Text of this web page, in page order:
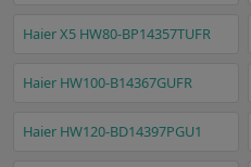
Haier X5 HW80-BP14357TUFR
Haier HW100-B14367GUFR
Haier HW120-BD14397PGU1